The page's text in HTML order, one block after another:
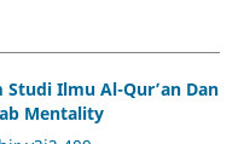
Ilmu Al-Qur’an Dan
Mentality